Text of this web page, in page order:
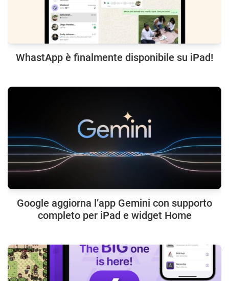
WhastApp è finalmente disponibile su iPad!
Google aggiorna l’app Gemini con supporto
completo per iPad e widget Home